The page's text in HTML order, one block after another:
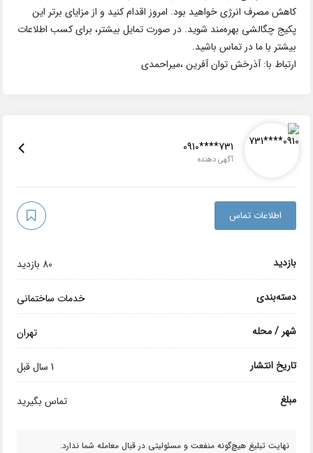
کاهش مصرف انرژی خواهید بود. امروز اقدام کنید و از مزایای برتر این
پکیج چگالشی بهره‌مند شوید. در صورت تمایل بیشتر، برای کسب اطلاعات
بیشتر با ما در تماس باشید.
ارتباط با: آذرخش توان آفرین ،میراحمدی
0910****731
آگهی دهنده
اطلاعات تماس
بازدید 80 بازدید
دسته‌بندی خدمات ساختمانی
شهر / محله تهران
تاریخ انتشار 1 سال قبل
مبلغ تماس بگیرید
نهایت تبلیغ هیچ‌گونه منفعت و مسئولیتی در قبال معامله شما ندارد.